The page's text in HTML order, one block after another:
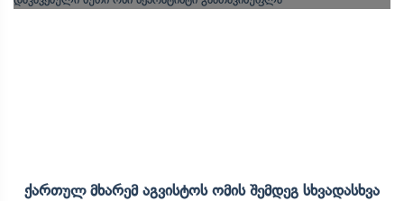
Ქართულ Მხარემ Აგვისტოს Ომის Შემდეგ Სხვადასხვა